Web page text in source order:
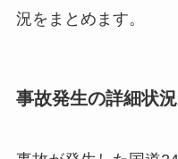
況をまとめます。
事故発生の詳細状況